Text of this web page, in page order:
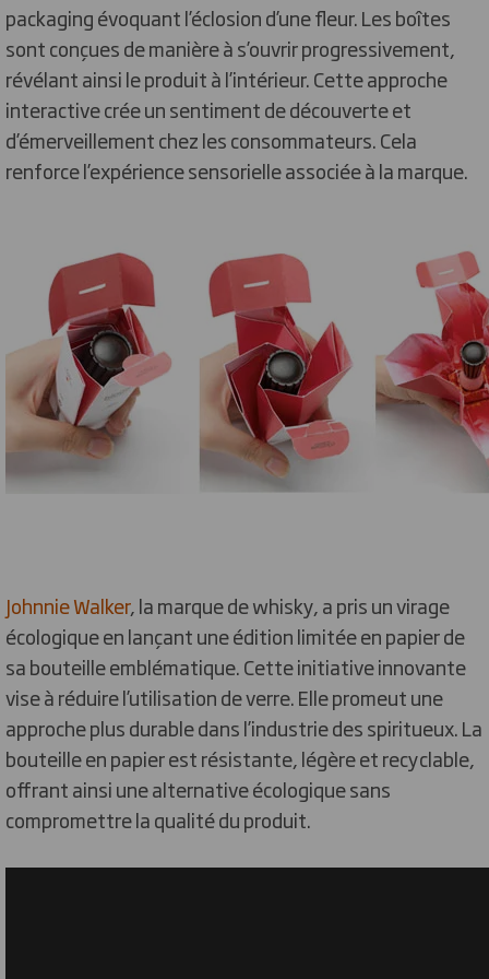
packaging évoquant l’éclosion d’une fleur. Les boîtes
sont conçues de manière à s’ouvrir progressivement,
révélant ainsi le produit à l’intérieur. Cette approche
interactive crée un sentiment de découverte et
d’émerveillement chez les consommateurs. Cela
renforce l’expérience sensorielle associée à la marque.
Johnnie Walker, la marque de whisky, a pris un virage
écologique en lançant une édition limitée en papier de
sa bouteille emblématique. Cette initiative innovante
vise à réduire l’utilisation de verre. Elle promeut une
approche plus durable dans l’industrie des spiritueux. La
bouteille en papier est résistante, légère et recyclable,
offrant ainsi une alternative écologique sans
compromettre la qualité du produit.